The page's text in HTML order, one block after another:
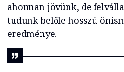
ahonnan jövünk, de
tudunk belőle hosszú
eredménye.